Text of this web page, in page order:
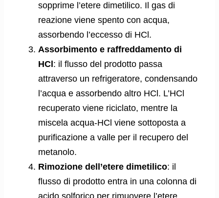
sopprime l’etere dimetilico. Il gas di
reazione viene spento con acqua,
assorbendo l’eccesso di HCl.
Assorbimento e raffreddamento di
HCl : il flusso del prodotto passa
attraverso un refrigeratore, condensando
l’acqua e assorbendo altro HCl. L’HCl
recuperato viene riciclato, mentre la
miscela acqua-HCl viene sottoposta a
purificazione a valle per il recupero del
metanolo.
Rimozione dell’etere dimetilico: il
flusso di prodotto entra in una colonna di